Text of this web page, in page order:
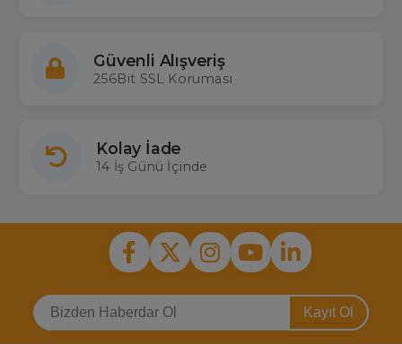
Güvenli Alışveriş
256Bit SSL Koruması
Kolay İade
14 İş Günü İçinde
Kayıt Ol